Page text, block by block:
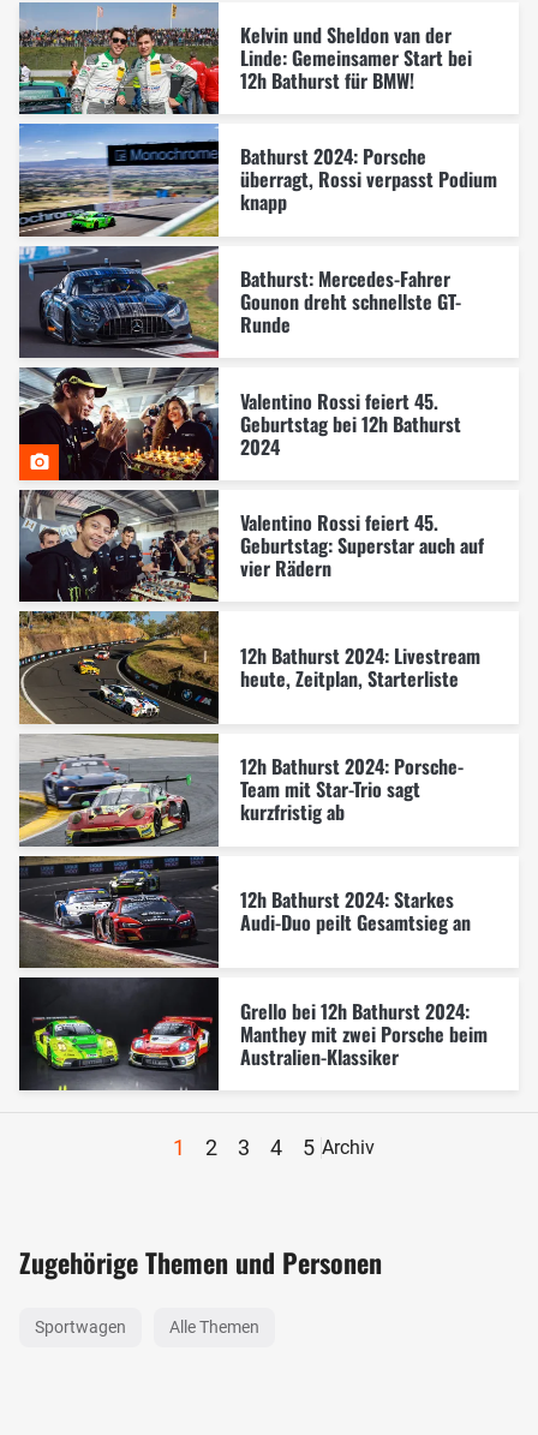
Kelvin und Sheldon van der
Linde: Gemeinsamer Start bei
12h Bathurst für BMW!
Bathurst 2024: Porsche
überragt, Rossi verpasst Podium
knapp
Bathurst: Mercedes-Fahrer
Gounon dreht schnellste GT-
Runde
Valentino Rossi feiert 45.
Geburtstag bei 12h Bathurst
2024
Valentino Rossi feiert 45.
Geburtstag: Superstar auch auf
vier Rädern
12h Bathurst 2024: Livestream
heute, Zeitplan, Starterliste
12h Bathurst 2024: Porsche-
Team mit Star-Trio sagt
kurzfristig ab
12h Bathurst 2024: Starkes
Audi-Duo peilt Gesamtsieg an
Grello bei 12h Bathurst 2024:
Manthey mit zwei Porsche beim
Australien-Klassiker
1 2 3 4 5 Archiv
Zugehörige Themen und Personen
Sportwagen Alle Themen